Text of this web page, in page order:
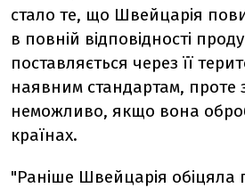
стало те, що Швейцарія
в повній відповідності
поставляється через її
наявним стандартам, проте
неможливо, якщо вона
країнах.
"Раніше Швейцарія обіцяла